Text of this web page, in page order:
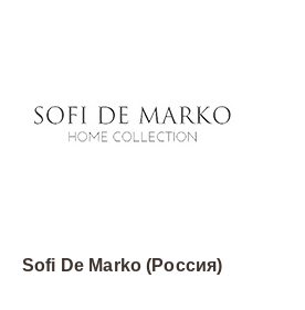
Sofi De Marko (Россия)